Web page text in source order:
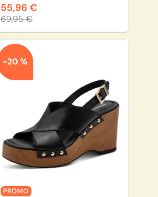
55,96 €
69,95 €
PROMO
-20 %